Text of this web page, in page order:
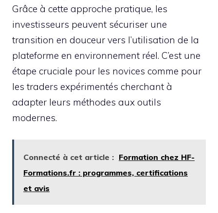
Grâce à cette approche pratique, les
investisseurs peuvent sécuriser une
transition en douceur vers l’utilisation de la
plateforme en environnement réel. C’est une
étape cruciale pour les novices comme pour
les traders expérimentés cherchant à
adapter leurs méthodes aux outils
modernes.
Connecté à cet article : Formation chez HF-
Formations.fr : programmes, certifications
et avis